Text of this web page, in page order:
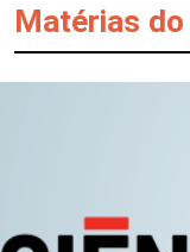
Matérias